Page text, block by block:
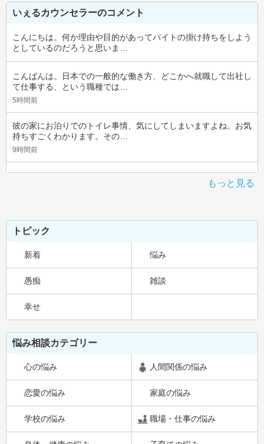
いぇるカウンセラーのコメント
こんにちは。何か理由や目的があってバイトの掛け持ちをしよう
としているのだろうと思いま…
こんばんは。日本での一般的な働き方、どこかへ就職して出社し
て仕事する、という職種では…
5時間前
彼の家にお泊りでのトイレ事情、気にしてしまいますよね。お気
持ちすごくわかります。その…
9時間前
もっと見る
トピック
新着 悩み
愚痴 雑談
幸せ
悩み相談カテゴリー
心の悩み 人間関係の悩み
恋愛の悩み 家庭の悩み
学校の悩み 職場・仕事の悩み